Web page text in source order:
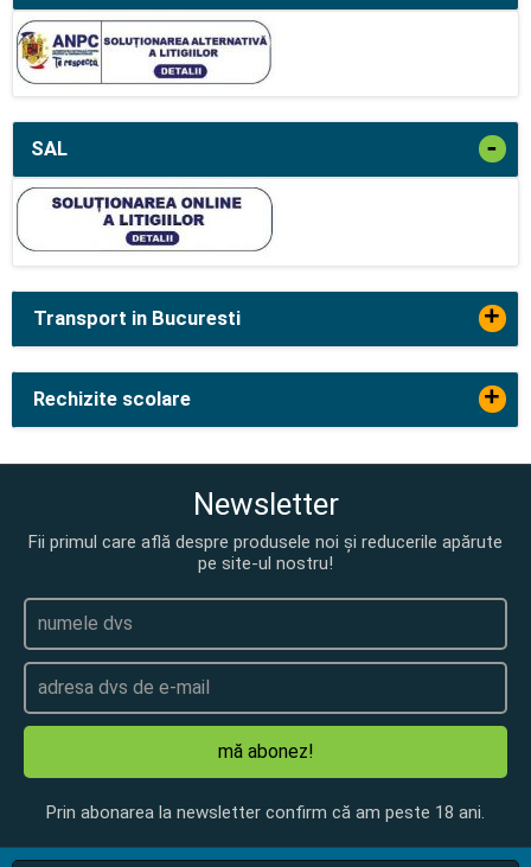
SAL -
Transport in Bucuresti +
Rechizite scolare +
Newsletter
Fii primul care află despre produsele noi și reducerile apărute
pe site-ul nostru!
mă abonez!
Prin abonarea la newsletter confirm că am peste 18 ani.